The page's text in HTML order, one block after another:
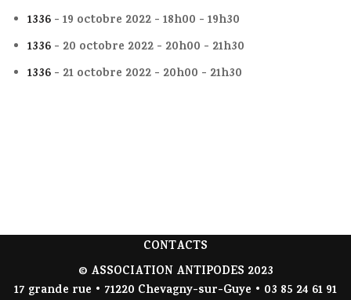
1336 - 19 octobre 2022 - 18h00 - 19h30
1336 - 20 octobre 2022 - 20h00 - 21h30
1336 - 21 octobre 2022 - 20h00 - 21h30
CONTACTS
© ASSOCIATION ANTIPODES 2023
17 grande rue • 71220 Chevagny-sur-Guye • 03 85 24 61 91